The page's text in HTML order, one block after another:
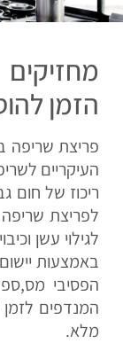
הזמן
פריצת שריפה
העיקריים
ריכוז של חום
לפריצת
לגילוי עשן
באמצעות
הפסיבי
המנדפים
מלא.